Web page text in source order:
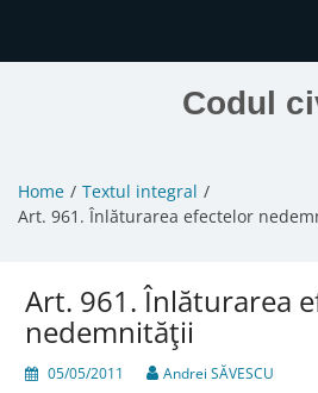
Codul
Home
Textul integral
Art. 961. Înlăturarea efectelor
Art. 961. Înlăturarea
nedemnităţii
05/05/2011 Andrei SĂVESCU